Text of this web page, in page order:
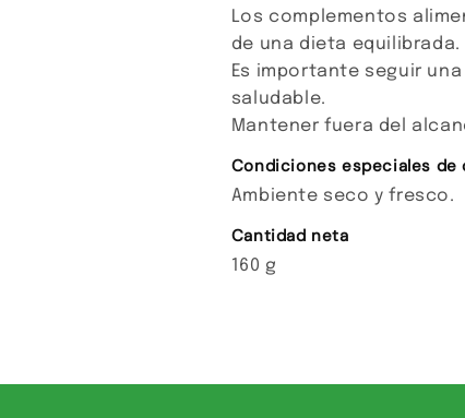
Los complementos
de una dieta equilibrada.
Es importante seguir
saludable.
Mantener fuera del
Condiciones especiales de
Ambiente seco y fresco.
Cantidad neta
160 g